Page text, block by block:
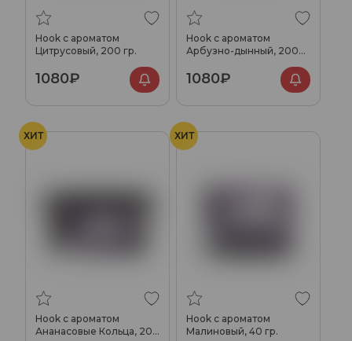
Hook с ароматом
Цитрусовый, 200 гр.
1080₽
Hook с ароматом
Арбузно-дынный, 200
1080₽
ХИТ
Hook с ароматом
Ананасовые Кольца, 200
ХИТ
Hook с ароматом
Малиновый, 40 гр.